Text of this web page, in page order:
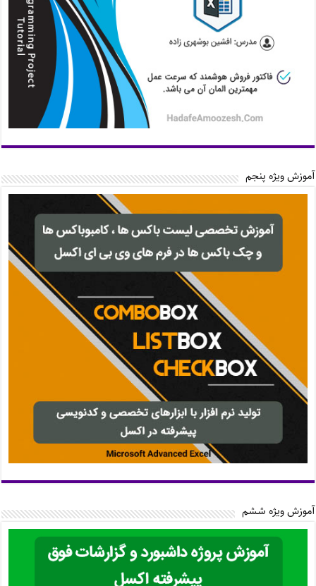
آموزش ویژه پنجم
آموزش ویژه ششم